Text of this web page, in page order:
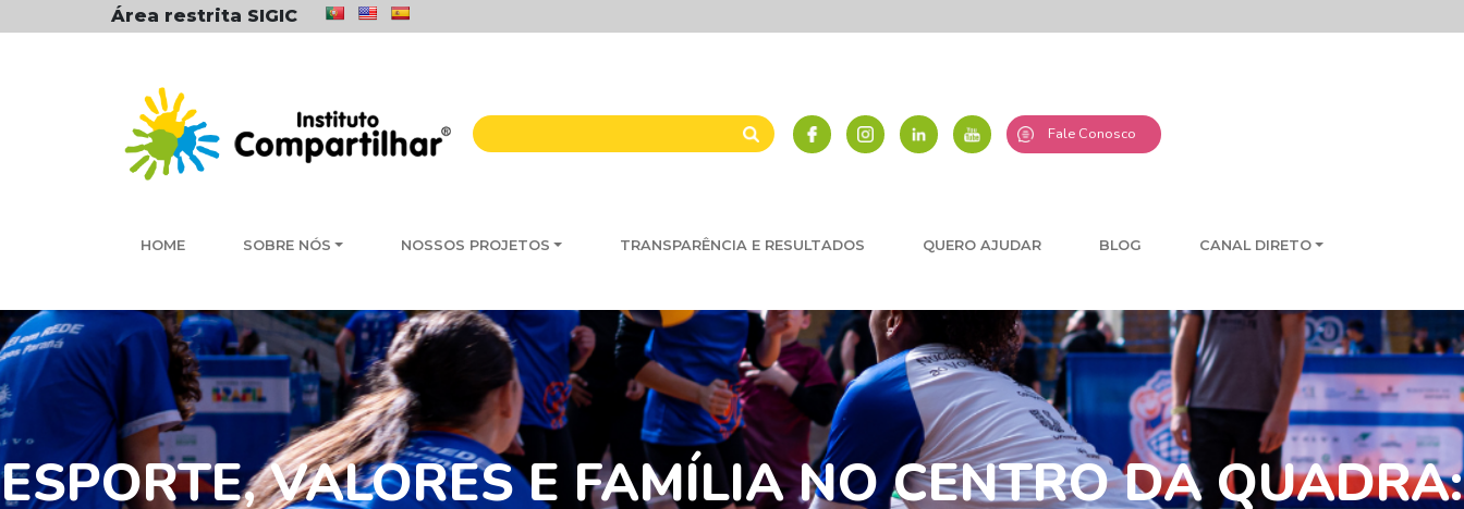
Área restrita SIGIC
Fale Conosco
HOME SOBRE NÓS NOSSOS PROJETOS TRANSPARÊNCIA E RESULTADOS QUERO AJUDAR BLOG CANAL DIRETO
ESPORTE, VALORES E FAMÍLIA NO CENTRO DA QUADRA: